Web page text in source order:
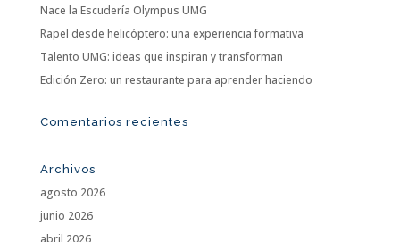
Nace la Escudería Olympus UMG
Rapel desde helicóptero: una experiencia formativa
Talento UMG: ideas que inspiran y transforman
Edición Zero: un restaurante para aprender haciendo
Comentarios recientes
Archivos
agosto 2026
junio 2026
abril 2026